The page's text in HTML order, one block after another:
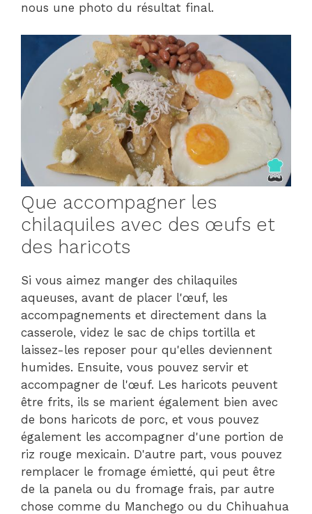
nous une photo du résultat final.
Que accompagner les
chilaquiles avec des œufs et
des haricots
Si vous aimez manger des chilaquiles
aqueuses, avant de placer l'œuf, les
accompagnements et directement dans la
casserole, videz le sac de chips tortilla et
laissez-les reposer pour qu'elles deviennent
humides. Ensuite, vous pouvez servir et
accompagner de l'œuf. Les haricots peuvent
être frits, ils se marient également bien avec
de bons haricots de porc, et vous pouvez
également les accompagner d'une portion de
riz rouge mexicain. D'autre part, vous pouvez
remplacer le fromage émietté, qui peut être
de la panela ou du fromage frais, par autre
chose comme du Manchego ou du Chihuahua